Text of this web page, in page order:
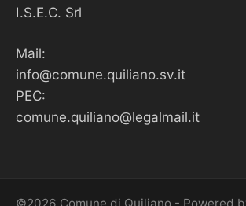
I.S.E.C. Srl
Mail:
info@comune.quiliano.sv.it
PEC:
comune.quiliano@legalmail.it